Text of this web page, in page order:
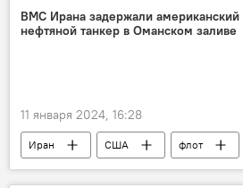
ВМС Ирана задержали американский
нефтяной танкер в Оманском заливе
11 января 2024, 16:28
Иран США флот
Политика